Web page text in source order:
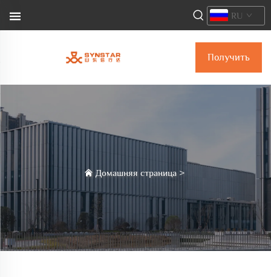
Получить
коммерческое
RU
Домашняя страница >